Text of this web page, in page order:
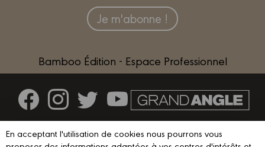
Je m'abonne !
Bamboo Édition - Espace Professionnel
Contactez-nous
En acceptant l'utilisation de cookies nous pourrons vous